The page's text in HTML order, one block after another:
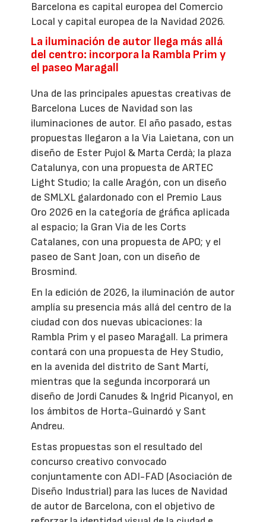
Barcelona es capital europea del Comercio
Local y capital europea de la Navidad 2026.
La iluminación de autor llega más allá
del centro: incorpora la Rambla Prim y
el paseo Maragall
Una de las principales apuestas creativas de
Barcelona Luces de Navidad son las
iluminaciones de autor. El año pasado, estas
propuestas llegaron a la Via Laietana, con un
diseño de Ester Pujol & Marta Cerdà; la plaza
Catalunya, con una propuesta de ARTEC
Light Studio; la calle Aragón, con un diseño
de SMLXL galardonado con el Premio Laus
Oro 2026 en la categoría de gráfica aplicada
al espacio; la Gran Via de les Corts
Catalanes, con una propuesta de APO; y el
paseo de Sant Joan, con un diseño de
Brosmind.
En la edición de 2026, la iluminación de autor
amplía su presencia más allá del centro de la
ciudad con dos nuevas ubicaciones: la
Rambla Prim y el paseo Maragall. La primera
contará con una propuesta de Hey Studio,
en la avenida del distrito de Sant Martí,
mientras que la segunda incorporará un
diseño de Jordi Canudes & Ingrid Picanyol, en
los ámbitos de Horta-Guinardó y Sant
Andreu.
Estas propuestas son el resultado del
concurso creativo convocado
conjuntamente con ADI-FAD (Asociación de
Diseño Industrial) para las luces de Navidad
de autor de Barcelona, con el objetivo de